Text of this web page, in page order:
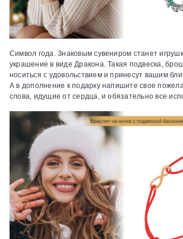
Символ года.Знаковым сувениром станет
украшение в виде Дракона. Такая подвеска,
носиться с удовольствием и принесут вашим
А в дополнение к подарку напишите свое
слова, идущие от сердца, и обязательно все